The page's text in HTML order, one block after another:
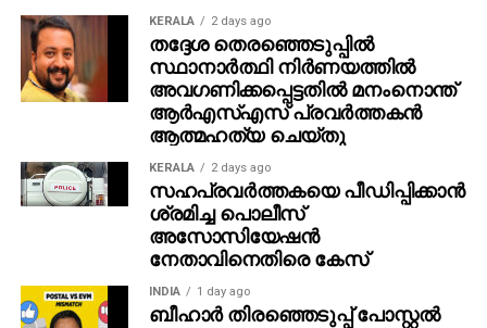
KERALA 2 days ago
തദ്ദേശ തെരഞ്ഞെടുപ്പില്‍
സ്ഥാനാര്‍ത്ഥി നിര്‍ണയത്തില്‍
അവഗണിക്കപ്പെട്ടതില്‍ മനംനൊന്ത്
ആര്‍എസ്എസ് പ്രവര്‍ത്തകന്‍
ആത്മഹത്യ ചെയ്തു
KERALA 2 days ago
സഹപ്രവര്‍ത്തകയെ പീഡിപ്പിക്കാന്‍
ശ്രമിച്ച പൊലീസ്
അസോസിയേഷന്‍
നേതാവിനെതിരെ കേസ്
INDIA 1 day ago
ബീഹാർ തിരഞ്ഞെടുപ്പ് പോസ്റ്റൽ